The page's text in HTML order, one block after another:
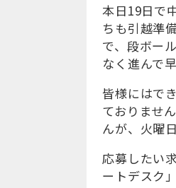
本日19日で
ちも引越準
で、段ボー
なく進んで
皆様にはで
ておりませ
んが、火曜
応募したい
ートデスク